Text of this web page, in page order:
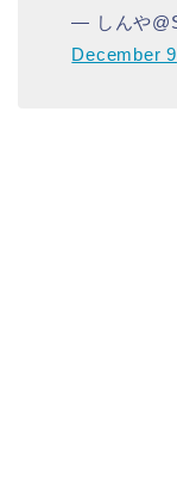
— しんや
December